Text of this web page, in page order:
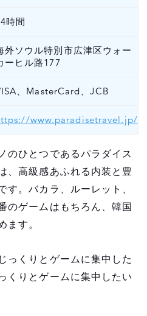
時間
外ソウル特別市広津区ウォー
ーヒル路177
、MasterCard、JCB
www.paradisetravel.jp/
のひとつであるパラダイス
、高級感あふれる内装と豊
。バカラ、ルーレット、
のゲームはもちろん、韓国
す。
っくりとゲームに集中した
くりとゲームに集中したい